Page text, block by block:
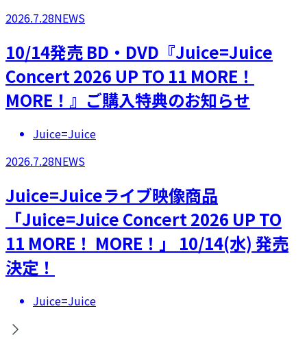
2026.7.28NEWS
10/14発売 BD・DVD『Juice=Juice
Concert 2026 UP TO 11 MORE！
MORE！』ご購入特典のお知らせ
Juice=Juice
2026.7.28NEWS
Juice=Juiceライブ映像商品
「Juice=Juice Concert 2026 UP TO
11 MORE！ MORE！」 10/14(水) 発売
決定！
Juice=Juice